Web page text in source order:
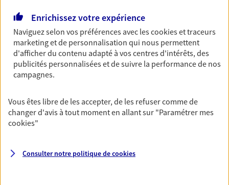
vous ressemble.
Prévoyance
Pour un avenir serein, assurez-vous avec notre
contrat prévoyance. Préservez vos proches en cas
d'accident ou de maladie en optant pour les
invalidité ou de décès.
Enrichissez votre expérience
Naviguez selon vos préférences avec lescookies et traceurs
marketing et de personnalisation qui nous permettent
d'afficher du contenu adapté à vos centres d'intérêts, des
publicités personnalisées et de suivre la performance de nos
campagnes.
Vous êtes libre de les accepter, de les refuser comme de
changer d'avis à tout moment en allant sur "Paramétrer mes
cookies"
Consulter notre politique decookies